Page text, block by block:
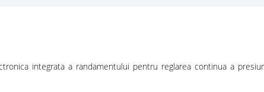
integrata a randamentului pentru reglarea continua a